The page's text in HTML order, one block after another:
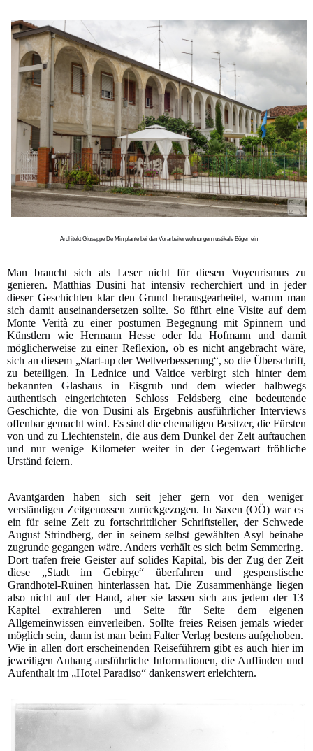
Architekt Giuseppe De Min plante bei den Vorarbeiterwohnungen rustikale Bögen ein
Man braucht sich als Leser nicht für diesen Voyeurismus zu
genieren. Matthias Dusini hat intensiv recherchiert und in jeder
dieser Geschichten klar den Grund herausgearbeitet, warum man
sich damit auseinandersetzen sollte. So führt eine Visite auf dem
Monte Verità zu einer postumen Begegnung mit Spinnern und
Künstlern wie Hermann Hesse oder Ida Hofmann und damit
möglicherweise zu einer Reflexion, ob es nicht angebracht wäre,
sich an diesem „Start-up der Weltverbesserung“, so die Überschrift,
zu beteiligen. In Lednice und Valtice verbirgt sich hinter dem
bekannten Glashaus in Eisgrub und dem wieder halbwegs
authentisch eingerichteten Schloss Feldsberg eine bedeutende
Geschichte, die von Dusini als Ergebnis ausführlicher Interviews
offenbar gemacht wird. Es sind die ehemaligen Besitzer, die Fürsten
von und zu Liechtenstein, die aus dem Dunkel der Zeit auftauchen
und nur wenige Kilometer weiter in der Gegenwart fröhliche
Urständ feiern.
Avantgarden haben sich seit jeher gern vor den weniger
verständigen Zeitgenossen zurückgezogen. In Saxen (OÖ) war es
ein für seine Zeit zu fortschrittlicher Schriftsteller, der Schwede
August Strindberg, der in seinem selbst gewählten Asyl beinahe
zugrunde gegangen wäre. Anders verhält es sich beim Semmering.
Dort trafen freie Geister auf solides Kapital, bis der Zug der Zeit
diese „Stadt im Gebirge“ überfahren und gespenstische
Grandhotel-Ruinen hinterlassen hat. Die Zusammenhänge liegen
also nicht auf der Hand, aber sie lassen sich aus jedem der 13
Kapitel extrahieren und Seite für Seite dem eigenen
Allgemeinwissen einverleiben. Sollte freies Reisen jemals wieder
möglich sein, dann ist man beim Falter Verlag bestens aufgehoben.
Wie in allen dort erscheinenden Reiseführern gibt es auch hier im
jeweiligen Anhang ausführliche Informationen, die Auffinden und
Aufenthalt im „Hotel Paradiso“ dankenswert erleichtern.